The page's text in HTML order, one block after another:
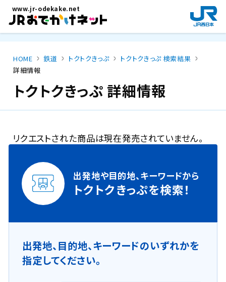
メインコンテンツにスキップ
www.jr-odekake.net
新
規
ウ
ン
開
ま
す
HOME 鉄道 トクトクきっぷ
トクトクきっぷ 検索結果
詳細情報
トクトクきっぷ 詳細情報
リクエストされた商品は現在発売されていません。
出発地や目的地、キーワードから
トクトクきっぷを検索！
出発地、目的地、キーワードのいずれかを
指定してください。